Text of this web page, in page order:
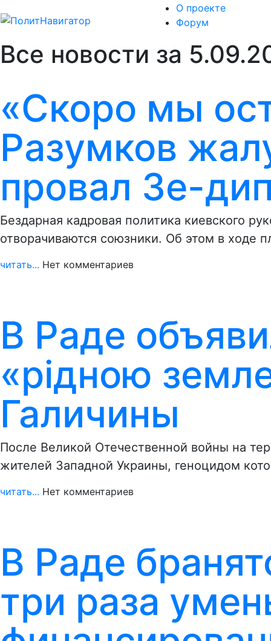
О проекте
Форум
Все новости за
«Скоро мы
Разумков
провал Зе-
Бездарная кадровая политика киевского
отворачиваются союзники. Об этом в ходе
читать... Нет комментариев
В Раде
«рідною
Галичины
После Великой Отечественной войны на
жителей Западной Украины, геноцидом
читать... Нет комментариев
В Раде
три раза